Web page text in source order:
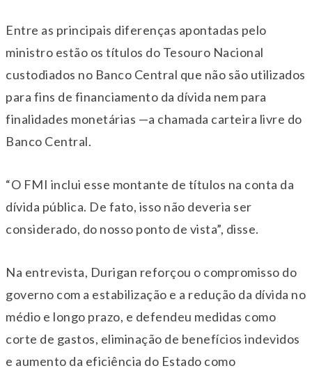
Entre as principais diferenças apontadas pelo
ministro estão os títulos do Tesouro Nacional
custodiados no Banco Central que não são utilizados
para fins de financiamento da dívida nem para
finalidades monetárias —a chamada carteira livre do
Banco Central.
“O FMI inclui esse montante de títulos na conta da
dívida pública. De fato, isso não deveria ser
considerado, do nosso ponto de vista”, disse.
Na entrevista, Durigan reforçou o compromisso do
governo com a estabilização e a redução da dívida no
médio e longo prazo, e defendeu medidas como
corte de gastos, eliminação de benefícios indevidos
e aumento da eficiência do Estado como